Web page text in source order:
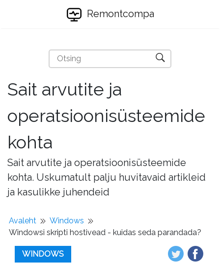
Remontcompa
Sait arvutite ja
operatsioonisüsteemide
kohta
Sait arvutite ja operatsioonisüsteemide
kohta. Uskumatult palju huvitavaid artikleid
ja kasulikke juhendeid
Avaleht
Windows
Windowsi skripti hostivead - kuidas seda parandada?
WINDOWS